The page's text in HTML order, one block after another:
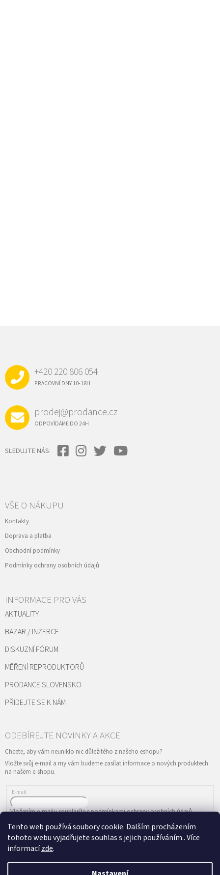
Tento web používá soubory cookie. Dalším procházením
tohoto webu vyjadřujete souhlas s jejich používáním.. Více
informacízde.
+420 220 806 054
PRACOVNÍ DNY 10-18H
prodej@prodance.cz
ODPOVÍDÁME DO 24H
SLEDUJTE NÁS:
VŠE O NÁKUPU
Kontakty
Doprava a platba
Obchodní podmínky
Podmínky ochrany osobních údajů
INFORMACE PRO VÁS
AKTUALITY
BAZAR / INZERCE
DISKUZNÍ FÓRUM
MĚŘENÍ REPRODUKTORŮ
PRODANCE SLOVENSKO
PŘIDEJTE SE K NÁM
Vložte svůj e-mail a my vám budeme zasílat informace o nových produktech
na našem e-shopu.
E-mail
Vložením e-mailu souhlasíte spodmínkami ochrany osobních údajů
PŘIHLÁSIT SE